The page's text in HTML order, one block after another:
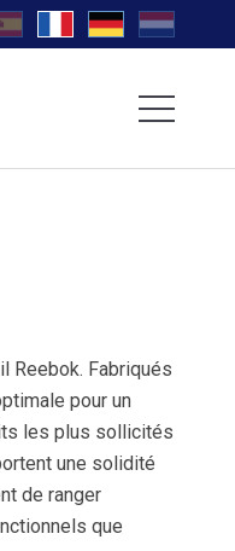
Reebok. Fabriqués
pour un
les plus sollicités
une solidité
de ranger
que